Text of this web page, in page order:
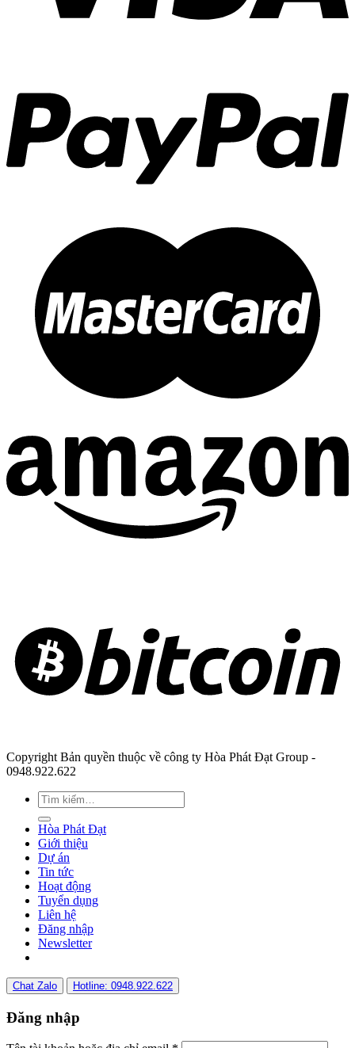
Copyright Bản quyền thuộc về công ty Hòa Phát Đạt Group -
0948.922.622
Hòa Phát Đạt
Giới thiệu
Dự án
Tin tức
Hoạt động
Tuyển dụng
Liên hệ
Đăng nhập
Newsletter
Chat Zalo Hotline: 0948.922.622
Đăng nhập